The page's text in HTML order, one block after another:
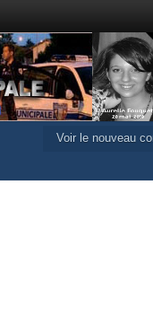
Voir le nouveau